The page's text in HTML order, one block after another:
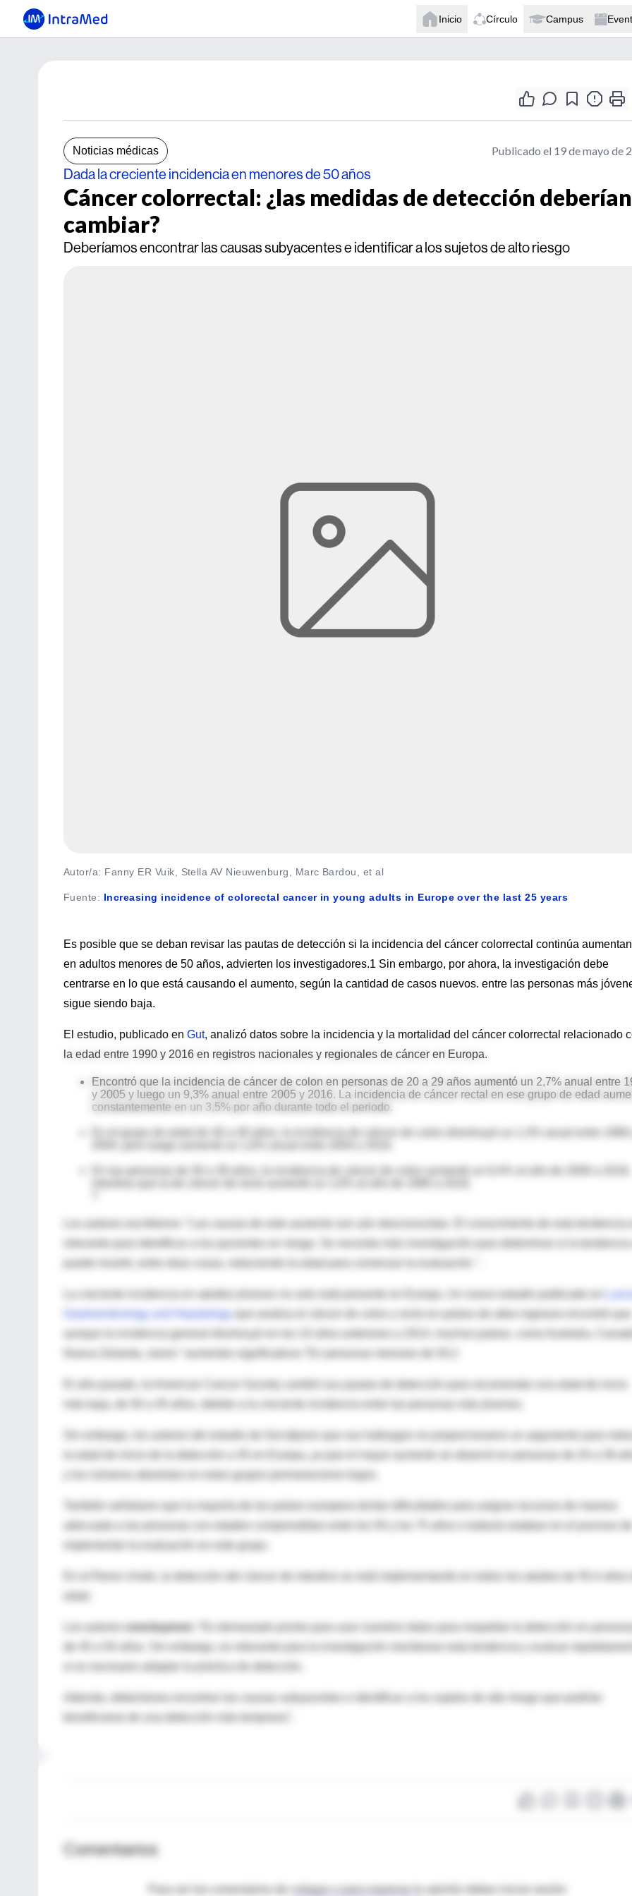
Inicio Círculo Campus
Noticias médicas Publicado el 19 de mayo de
Dada la creciente incidencia en menores de 50 años
Cáncer colorrectal: ¿las medidas de detección deberían
cambiar?
Deberíamos encontrar las causas subyacentes e identificar a los sujetos de alto riesgo
Autor/a: Fanny ER Vuik, Stella AV Nieuwenburg, Marc Bardou, et al
Fuente: Increasing incidence of colorectal cancer in young adults in Europe over the last 25 years
Es posible que se deban revisar las pautas de detección si la incidencia del cáncer colorrectal continúa
en adultos menores de 50 años, advierten los investigadores.1 Sin embargo, por ahora, la investigación debe
centrarse en lo que está causando el aumento, según la cantidad de casos nuevos. entre las personas más
sigue siendo baja.
El estudio, publicado en Gut, analizó datos sobre la incidencia y la mortalidad del cáncer colorrectal relacionado
la edad entre 1990 y 2016 en registros nacionales y regionales de cáncer en Europa.
Encontró que la incidencia de cáncer de colon en personas de 20 a 29 años aumentó un 2,7% anual entre
y 2005 y luego un 9,3% anual entre 2005 y 2016. La incidencia de cáncer rectal en ese grupo de edad
constantemente en un 3,5% por año durante todo el periodo.
En el grupo de edad de 40 a 49 años, la incidencia de cáncer de colon disminuyó un 1,3% anual entre 1990
relevante para identificar a los pacientes en riesgo. Se necesita más investigación para determinar si la tendencia
La creciente incidencia en adultos jóvenes no solo está presente en Europa. Un nuevo estudio publicado en
Gastroenterology and Hepatology
que analiza el cáncer de colon y recto en países de altos ingresos encontró que
aunque la incidencia general disminuyó en los 10 años anteriores a 2014, muchos países, como Australia,
Nueva Zelanda, vieron "aumentos significativos ”En personas menores de 50.2
más baja, de 50 a 45 años, debido a la creciente incidencia entre las personas más jóvenes.
Sin embargo, los autores del estudio de Gut dijeron que sus hallazgos no proporcionaron un argumento para
la edad de inicio de la detección a 45 en Europa, ya que el mayor aumento se observó en personas de 20 a 39
y los números absolutos en estos grupos permanecieron bajos.
También señalaron que la mayoría de los países europeos tenían dificultades para asignar recursos de manera
implementar la evaluación en este grupo.
concluyeron
: “Es demasiado pronto para usar nuestros datos para respaldar la detección en
de 45 a 50 años. Sin embargo, es relevante para la investigación monitorear esta tendencia y evaluar
si es necesario adaptar la práctica de detección.
Además, deberíamos encontrar las causas subyacentes e identificar a los sujetos de alto riesgo que podrían
Comentarios
Para ver los comentarios de colegas o para expresar tu opinión debes iniciar sesión